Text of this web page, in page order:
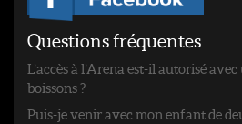
Questions fréquentes
L’accès à l’Arena est-il autorisé
boissons ?
Puis-je venir avec mon enfant de